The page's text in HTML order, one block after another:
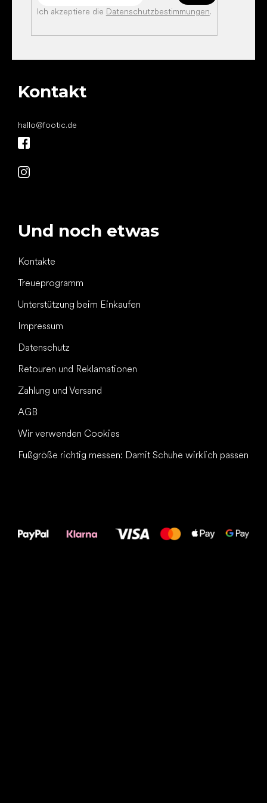
Ich akzeptiere die Datenschutzbestimmungen.
Kontakt
hallo@footic.de
Und noch etwas
Kontakte
Treueprogramm
Unterstützung beim Einkaufen
Impressum
Datenschutz
Retouren und Reklamationen
Zahlung und Versand
AGB
Wir verwenden Cookies
Fußgröße richtig messen: Damit Schuhe wirklich passen